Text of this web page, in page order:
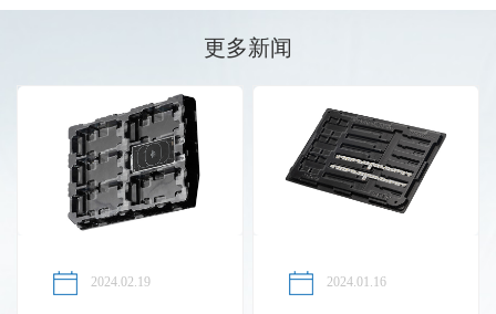
更多新闻
2024.02.19 2024.01.16